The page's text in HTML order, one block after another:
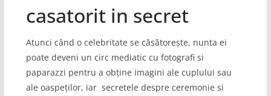
casatorit in secret
Atunci când o celebritate se căsătorește, nunta ei
poate deveni un circ mediatic cu fotografi si
paparazzi pentru a obține imagini ale cuplului sau
ale oaspeților, iar secretele despre ceremonie si